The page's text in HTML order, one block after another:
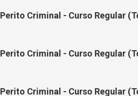
Perito Criminal - Curso Regular
Perito Criminal - Curso Regular
Perito Criminal - Curso Regular